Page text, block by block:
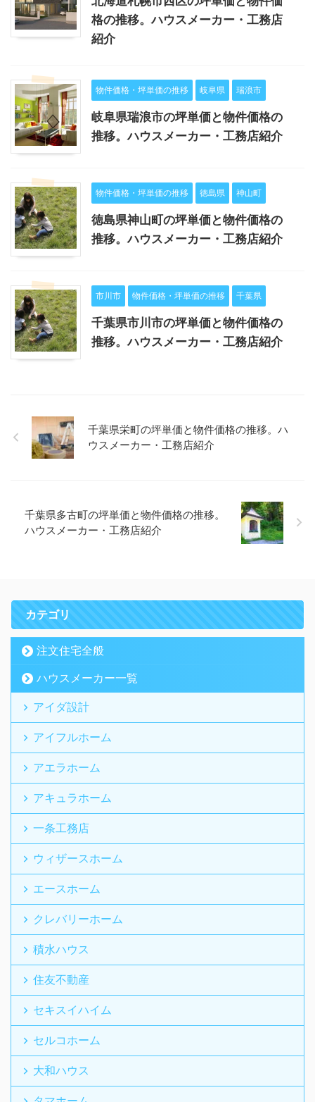
格の推移。ハウスメーカー・工務店
紹介
物件価格・坪単価の推移 岐阜県 瑞浪市
岐阜県瑞浪市の坪単価と物件価格の
推移。ハウスメーカー・工務店紹介
物件価格・坪単価の推移 徳島県 神山町
徳島県神山町の坪単価と物件価格の
推移。ハウスメーカー・工務店紹介
市川市 物件価格・坪単価の推移 千葉県
千葉県市川市の坪単価と物件価格の
推移。ハウスメーカー・工務店紹介
千葉県栄町の坪単価と物件価格の推移。ハ
ウスメーカー・工務店紹介
千葉県多古町の坪単価と物件価格の推移。
ハウスメーカー・工務店紹介
カテゴリ
注文住宅全般
ハウスメーカー一覧
アイダ設計
アイフルホーム
アエラホーム
アキュラホーム
一条工務店
ウィザースホーム
エースホーム
クレバリーホーム
積水ハウス
住友不動産
セキスイハイム
セルコホーム
大和ハウス